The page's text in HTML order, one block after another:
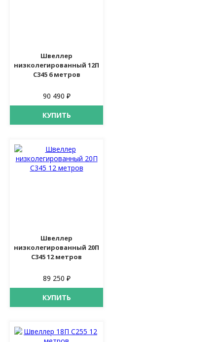
Швеллер
низколегированный 12П
С345 6 метров
90 490 ₽
КУПИТЬ
Швеллер
низколегированный 20П
С345 12 метров
89 250 ₽
КУПИТЬ